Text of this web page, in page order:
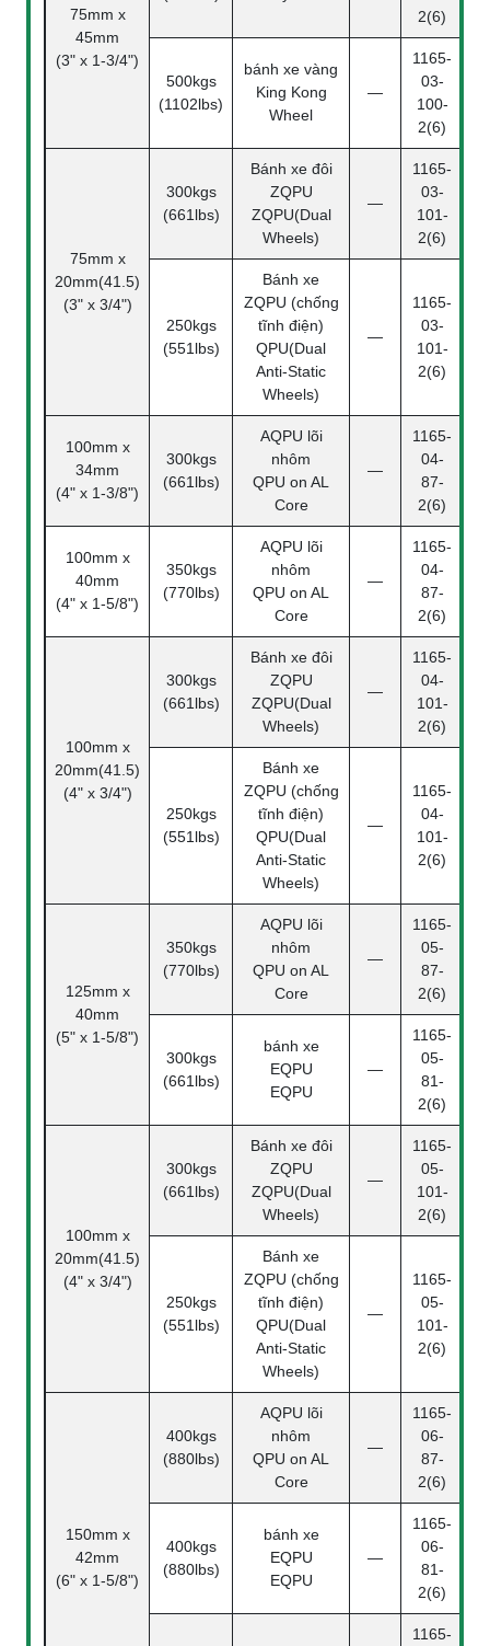
75mm x
45mm
(3" x 1-3/4")
2(6)
500kgs
(1102lbs)
bánh xe vàng
King Kong
Wheel
—
1165-
03-
100-
2(6)
75mm x
20mm(41.5)
(3" x 3/4")
300kgs
(661lbs)
Bánh xe đôi
ZQPU
ZQPU(Dual
Wheels)
—
1165-
03-
101-
2(6)
250kgs
(551lbs)
Bánh xe
ZQPU (chống
tĩnh điện)
QPU(Dual
Anti-Static
Wheels)
—
1165-
03-
101-
2(6)
100mm x
34mm
(4" x 1-3/8")
300kgs
(661lbs)
AQPU lõi
nhôm
QPU on AL
Core
—
1165-
04-
87-
2(6)
100mm x
40mm
(4" x 1-5/8")
350kgs
(770lbs)
AQPU lõi
nhôm
QPU on AL
Core
—
1165-
04-
87-
2(6)
100mm x
20mm(41.5)
(4" x 3/4")
300kgs
(661lbs)
Bánh xe đôi
ZQPU
ZQPU(Dual
Wheels)
—
1165-
04-
101-
2(6)
250kgs
(551lbs)
Bánh xe
ZQPU (chống
tĩnh điện)
QPU(Dual
Anti-Static
Wheels)
—
1165-
04-
101-
2(6)
125mm x
40mm
(5" x 1-5/8")
350kgs
(770lbs)
AQPU lõi
nhôm
QPU on AL
Core
—
1165-
05-
87-
2(6)
300kgs
(661lbs)
bánh xe
EQPU
EQPU
—
1165-
05-
81-
2(6)
100mm x
20mm(41.5)
(4" x 3/4")
300kgs
(661lbs)
Bánh xe đôi
ZQPU
ZQPU(Dual
Wheels)
—
1165-
05-
101-
2(6)
250kgs
(551lbs)
Bánh xe
ZQPU (chống
tĩnh điện)
QPU(Dual
Anti-Static
Wheels)
—
1165-
05-
101-
2(6)
150mm x
42mm
(6" x 1-5/8")
400kgs
(880lbs)
AQPU lõi
nhôm
QPU on AL
Core
—
1165-
06-
87-
2(6)
400kgs
(880lbs)
bánh xe
EQPU
EQPU
—
1165-
06-
81-
2(6)
1165-